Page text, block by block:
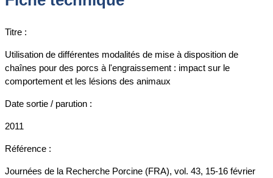
Titre :
Utilisation de différentes modalités de mise à disposition de
chaînes pour des porcs à l'engraissement : impact sur le
comportement et les lésions des animaux
Date sortie / parution :
2011
Référence :
Journées de la Recherche Porcine (FRA), vol. 43, 15-16 février